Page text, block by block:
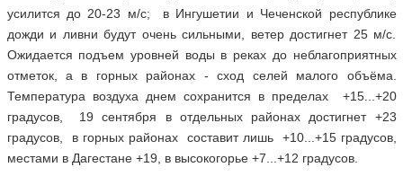
усилится до 20-23 м/с; в Ингушетии и Чеченской республике
дожди и ливни будут очень сильными, ветер достигнет 25 м/с.
Ожидается подъем уровней воды в реках до неблагоприятных
отметок, а в горных районах - сход селей малого объёма.
Температура воздуха днем сохранится в пределах +15...+20
градусов, 19 сентября в отдельных районах достигнет +23
градусов, в горных районах составит лишь +10...+15 градусов,
местами в Дагестане +19, в высокогорье +7...+12 градусов.